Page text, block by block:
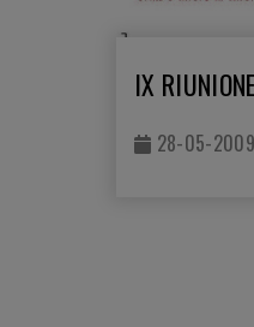
IX
28-05-